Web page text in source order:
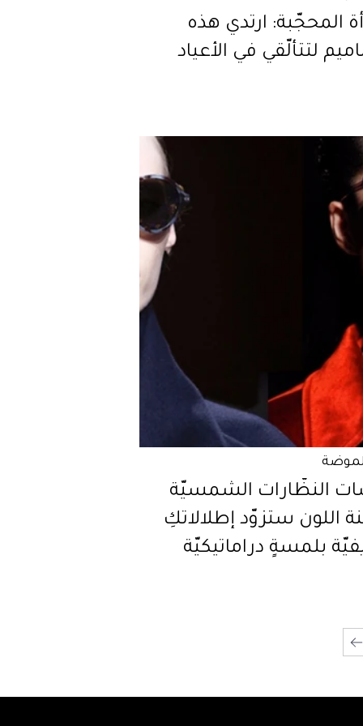
المحجّبة: ارتدي هذه
لتتألّقي في الأعياد
النظّارات الشمسيّة
اللون ستزوّد إطلالاتكِ
بلمسةٍ دراماتيكيّة